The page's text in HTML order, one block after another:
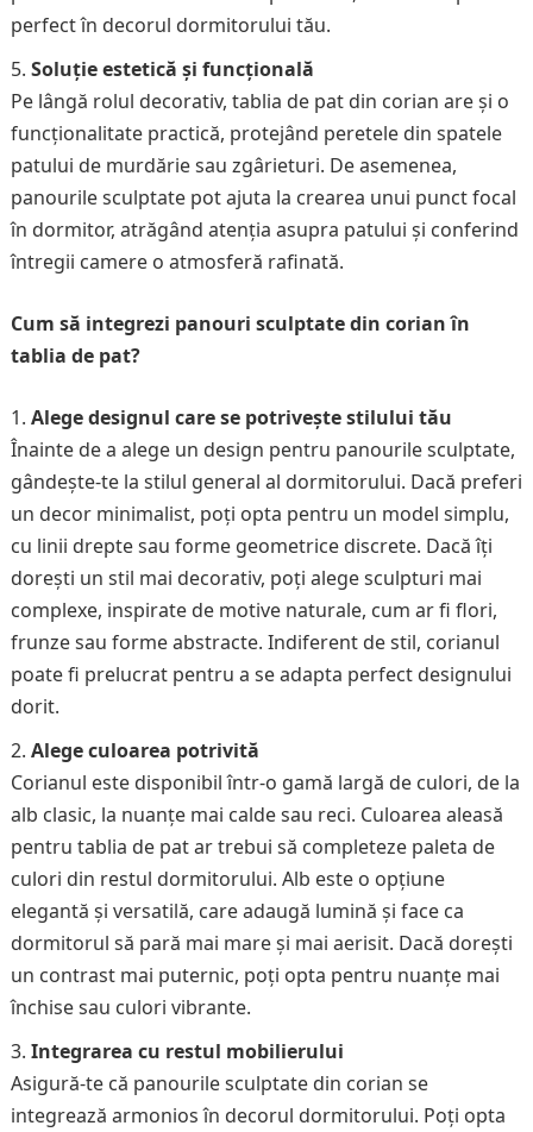
perfect în decorul dormitorului tău.
Soluție estetică și funcțională
Pe lângă rolul decorativ, tablia de pat din corian are și o
funcționalitate practică, protejând peretele din spatele
patului de murdărie sau zgârieturi. De asemenea,
panourile sculptate pot ajuta la crearea unui punct focal
în dormitor, atrăgând atenția asupra patului și conferind
întregii camere o atmosferă rafinată.
Cum să integrezi panouri sculptate din corian în
tablia de pat?
Alege designul care se potrivește stilului tău
Înainte de a alege un design pentru panourile sculptate,
gândește-te la stilul general al dormitorului. Dacă preferi
un decor minimalist, poți opta pentru un model simplu,
cu linii drepte sau forme geometrice discrete. Dacă îți
dorești un stil mai decorativ, poți alege sculpturi mai
complexe, inspirate de motive naturale, cum ar fi flori,
frunze sau forme abstracte. Indiferent de stil, corianul
poate fi prelucrat pentru a se adapta perfect designului
dorit.
Alege culoarea potrivită
Corianul este disponibil într-o gamă largă de culori, de la
alb clasic, la nuanțe mai calde sau reci. Culoarea aleasă
pentru tablia de pat ar trebui să completeze paleta de
culori din restul dormitorului. Alb este o opțiune
elegantă și versatilă, care adaugă lumină și face ca
dormitorul să pară mai mare și mai aerisit. Dacă dorești
un contrast mai puternic, poți opta pentru nuanțe mai
închise sau culori vibrante.
Integrarea cu restul mobilierului
Asigură-te că panourile sculptate din corian se
integrează armonios în decorul dormitorului. Poți opta